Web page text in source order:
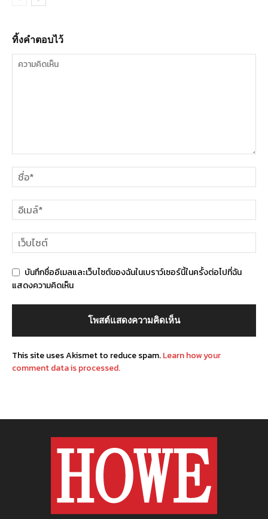
ทิ้งคำตอบไว้
บันทึกชื่ออีเมลและเว็บไซต์ของฉันในเบราว์เซอร์นี้ในครั้งต่อไปที่ฉัน
แสดงความคิดเห็น
This site uses Akismet to reduce spam.Learn how your
comment data is processed.